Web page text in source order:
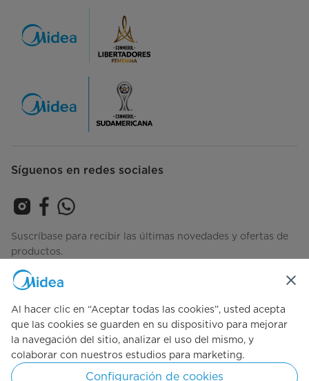
Síguenos en redes sociales
Suscríbase para recibir las últimas novedades y ofertas de
productos.
Consulta cómo gestionamos tus datos Términos-de-Uso
Simply ideal
Al hacer clic en “Aceptar todas las cookies”, usted acepta
que las cookies se guarden en su dispositivo para mejorar
la navegación del sitio, analizar el uso del mismo, y
colaborar con nuestros estudios para marketing.
Configuración de cookies